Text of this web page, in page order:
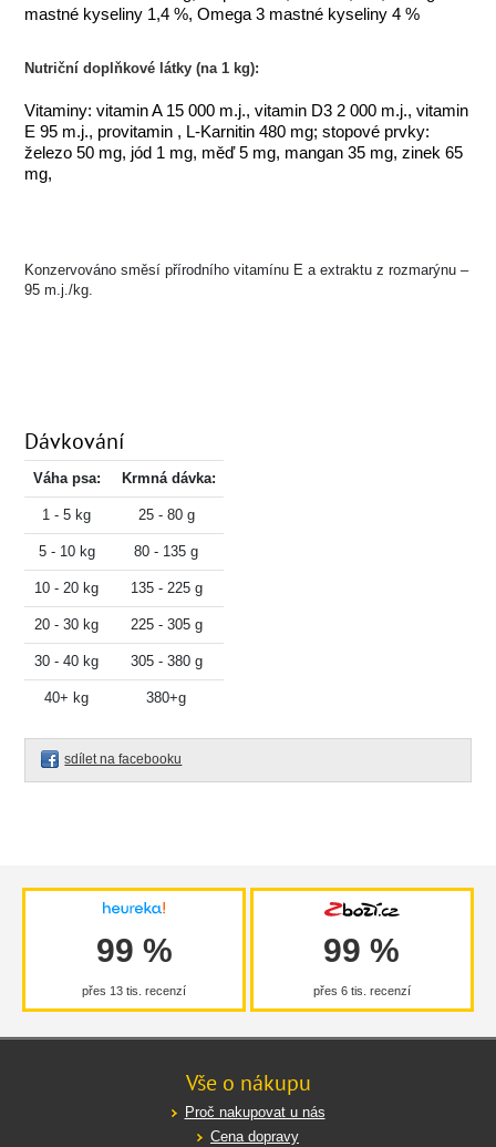
mastné kyseliny 1,4 %, Omega 3 mastné kyseliny 4 %
Nutriční doplňkové látky (na 1 kg):
Vitaminy: vitamin A 15 000 m.j., vitamin D3 2 000 m.j., vitamin
E 95 m.j., provitamin , L-Karnitin 480 mg; stopové prvky:
železo 50 mg, jód 1 mg, měď 5 mg, mangan 35 mg, zinek 65
mg,
Konzervováno směsí přírodního vitamínu E a extraktu z rozmarýnu –
95 m.j./kg.
Dávkování
Váha psa: Krmná dávka:
1 - 5 kg 25 - 80 g
5 - 10 kg 80 - 135 g
10 - 20 kg 135 - 225 g
20 - 30 kg 225 - 305 g
30 - 40 kg 305 - 380 g
40+ kg 380+g
sdílet na facebooku
99 %
přes 13 tis. recenzí
99 %
přes 6 tis. recenzí
Vše o nákupu
Proč nakupovat u nás
Cena dopravy